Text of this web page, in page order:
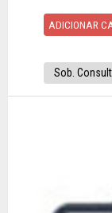
ADICIONAR
Sob.